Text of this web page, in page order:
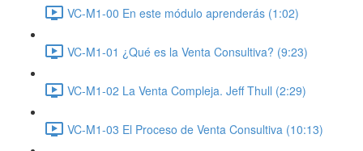
VC-M1-00 En este módulo aprenderás (1:02)
VC-M1-01 ¿Qué es la Venta Consultiva? (9:23)
VC-M1-02 La Venta Compleja. Jeff Thull (2:29)
VC-M1-03 El Proceso de Venta Consultiva (10:13)